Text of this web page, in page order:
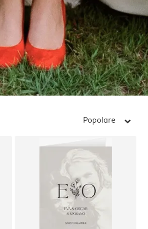
Popolare arrow_right